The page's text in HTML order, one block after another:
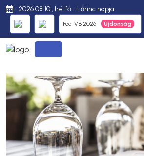
2026.08.10., hétfő - Lőrinc napja
Foci VB 2026